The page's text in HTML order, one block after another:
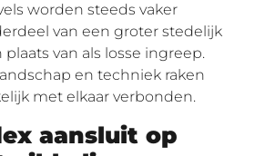
worden steeds vaker
van een groter stedelijk
van als losse ingreep.
en techniek raken
met elkaar verbonden.
aansluit op